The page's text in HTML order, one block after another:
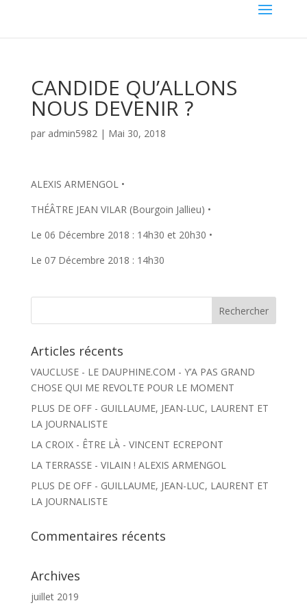
CANDIDE QU’ALLONS
NOUS DEVENIR ?
par admin5982| Mai 30, 2018
ALEXIS ARMENGOL •
THÉÂTRE JEAN VILAR (Bourgoin Jallieu) •
Le 06 Décembre 2018 : 14h30 et 20h30 •
Le 07 Décembre 2018 : 14h30
Articles récents
VAUCLUSE - LE DAUPHINE.COM - Y’A PAS GRAND
CHOSE QUI ME REVOLTE POUR LE MOMENT
PLUS DE OFF - GUILLAUME, JEAN-LUC, LAURENT ET
LA JOURNALISTE
LA CROIX - ÊTRE LÀ - VINCENT ECREPONT
LA TERRASSE - VILAIN ! ALEXIS ARMENGOL
PLUS DE OFF - GUILLAUME, JEAN-LUC, LAURENT ET
LA JOURNALISTE
Commentaires récents
Archives
juillet 2019